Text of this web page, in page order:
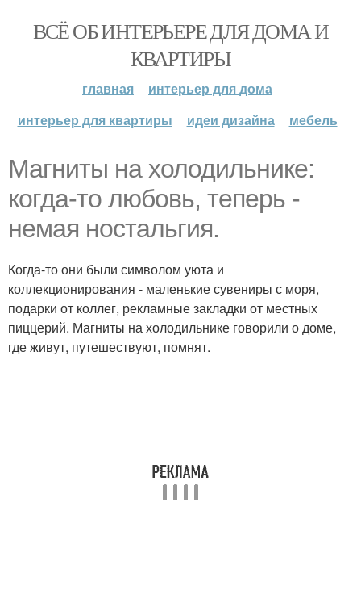
ВСЁ ОБ ИНТЕРЬЕРЕ ДЛЯ ДОМА И
КВАРТИРЫ
главная
интерьер для дома
интерьер для квартиры
идеи дизайна мебель
Магниты на холодильнике:
когда-то любовь, теперь -
немая ностальгия.
Когда-то они были символом уюта и
коллекционирования - маленькие сувениры с моря,
подарки от коллег, рекламные закладки от местных
пиццерий. Магниты на холодильнике говорили о доме,
где живут, путешествуют, помнят.